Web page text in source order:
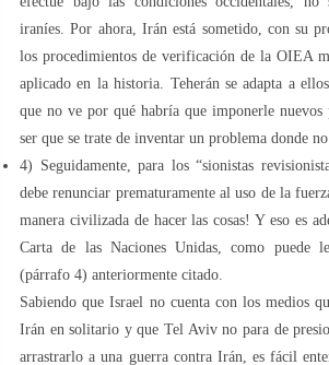
iraníes. Por ahora, Irán está sometido, con su
los procedimientos de verificación de la OIEA
aplicado en la historia. Teherán se adapta a
que no ve por qué habría que imponerle
ser que se trate de inventar un problema donde
4) Seguidamente, para los “sionistas
debe renunciar prematuramente al uso de la
manera civilizada de hacer las cosas! Y eso es
Carta de las Naciones Unidas, como puede
(párrafo 4) anteriormente citado.
Sabiendo que Israel no cuenta con los medios
Irán en solitario y que Tel Aviv no para de
arrastrarlo a una guerra contra Irán, es fácil